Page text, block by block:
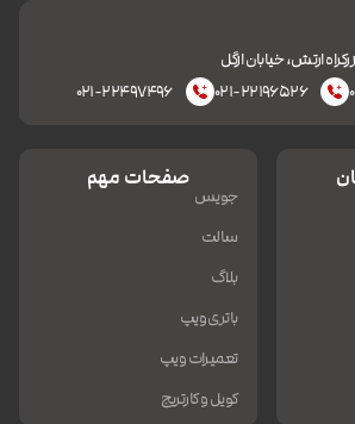
ارتش، خیابان ازگل
۰۲۱-۲۲۱۹۶۵۲۶ ۰۲۱-۲۲۴۹۷۴۹۶
صفحات مهم
جویس
سالت
بلاگ
باتری ویپ
تعمیرات ویپ
کویل و کارتریج